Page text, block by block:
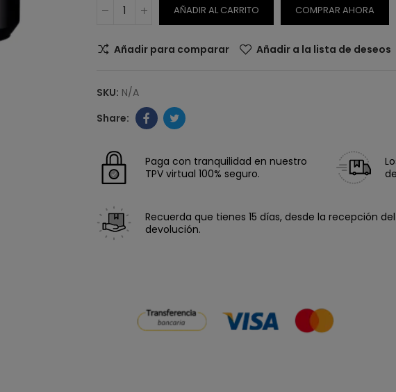
AÑADIR AL CARRITO COMPRAR AHORA
Añadir para comparar Añadir a la lista de deseos
SKU: N/A
Paga con tranquilidad en nuestro
TPV virtual 100% seguro.
Recuerda que tienes 15 días, desde la recepción
devolución.